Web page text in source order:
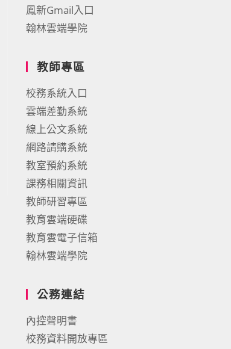
鳳新Gmail入口
翰林雲端學院
教師專區
校務系統入口
雲端差勤系統
線上公文系統
網路請購系統
教室預約系統
課務相關資訊
教師研習專區
教育雲端硬碟
教育雲電子信箱
翰林雲端學院
公務連結
內控聲明書
校務資料開放專區